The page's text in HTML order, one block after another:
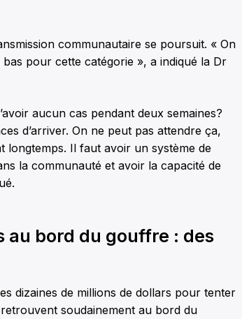
communautaire se poursuit. « On
pour cette catégorie », a indiqué la Dr
aucun cas pendant deux semaines?
d’arriver. On ne peut pas attendre ça,
longtemps. Il faut avoir un système de
la communauté et avoir la capacité de
au bord du gouffre : des
dizaines de millions de dollars pour tenter
soudainement au bord du